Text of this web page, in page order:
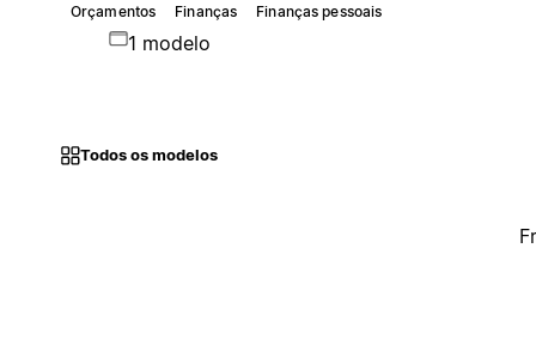
Orçamentos Finanças Finanças pessoais
1 modelo
Todos os modelos